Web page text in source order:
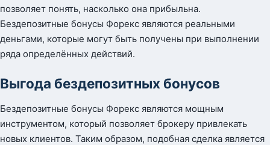
позволяет понять, насколько она прибыльна.
Бездепозитные бонусы Форекс являются реальными
деньгами, которые могут быть получены при выполнении
ряда определённых действий.
Выгода бездепозитных бонусов
Бездепозитные бонусы Форекс являются мощным
инструментом, который позволяет брокеру привлекать
новых клиентов. Таким образом, подобная сделка является